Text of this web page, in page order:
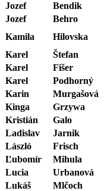
Jozef
Bendik
Jozef
Behro
Kamila
Hilovska
Karel
Štefan
Karel
Fišer
Karel
Podhorný
Karin
Murgašová
Kinga
Grzywa
Kristián
Galo
Ladislav
Jarnik
László
Frisch
Ľubomír
Mihula
Lucia
Urbanová
Lukáš
Mlčoch